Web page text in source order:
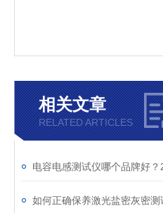
相关文章
RELATED ARTICLES